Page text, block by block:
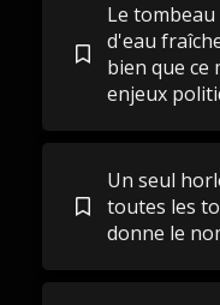
Le
d'eau
bien que ce
enjeux
Un seul
toutes les
donne le